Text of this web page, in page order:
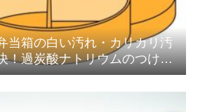
当箱の白い汚れ・カリカリ汚
！過炭酸ナトリウムのつけ置